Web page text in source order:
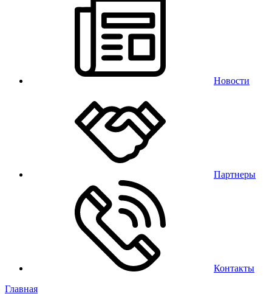
Новости
Партнеры
Контакты
Главная